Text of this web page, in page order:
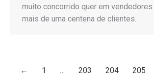
muito concorrido quer em vendedores
mais de uma centena de clientes.
← 1 … 203 204 205